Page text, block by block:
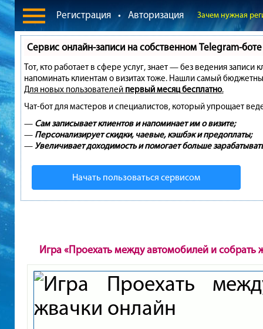
Регистрация • Авторизация Зачем нужная
Сервис онлайн-записи на собственном Telegram-боте
Тот, кто работает в сфере услуг, знает — без ведения
напоминать клиентам о визитах тоже. Нашли самый
Для новых пользователей первый месяц бесплатно.
Чат-бот для мастеров и специалистов, который упрощает
— Сам записывает клиентов и напоминает им о визите;
— Персонализирует скидки, чаевые, кэшбэк и предоплаты;
—Увеличивает доходимость и помогает больше
Начать пользоваться сервисом
Игра «Проехать между автомобилей и собрать